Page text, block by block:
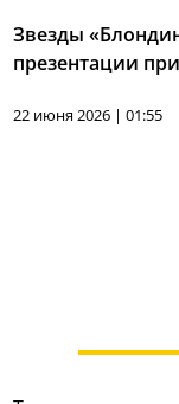
Звезды
презентации
22 июня 2026 | 01:55